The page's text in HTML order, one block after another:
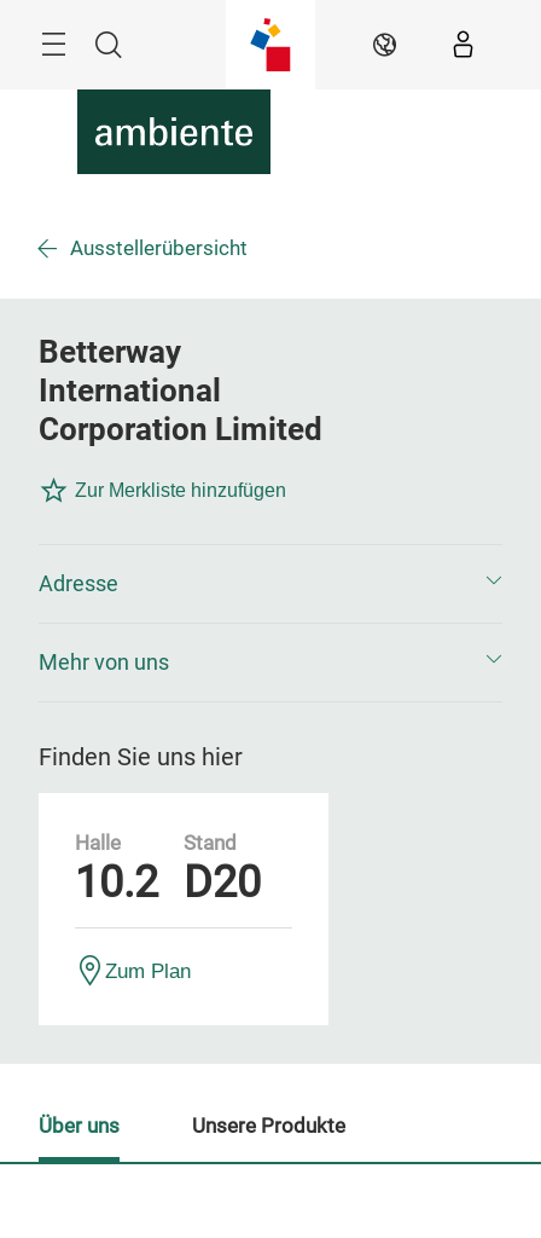
Suche DE
Ausstellerübersicht
Betterway
International
Corporation Limited
Zur Merkliste hinzufügen
Adresse
Mehr von uns
Finden Sie uns hier
Halle
10.2
Stand
D20
Zum Plan
Über uns Unsere Produkte